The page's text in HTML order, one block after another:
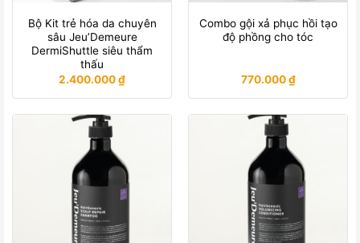
Bộ Kit trẻ hóa da chuyên
sâu Jeu’Demeure
DermiShuttle siêu thẩm
thấu
2.400.000₫
Combo gội xả phục hồi tạo
độ phồng cho tóc
770.000₫